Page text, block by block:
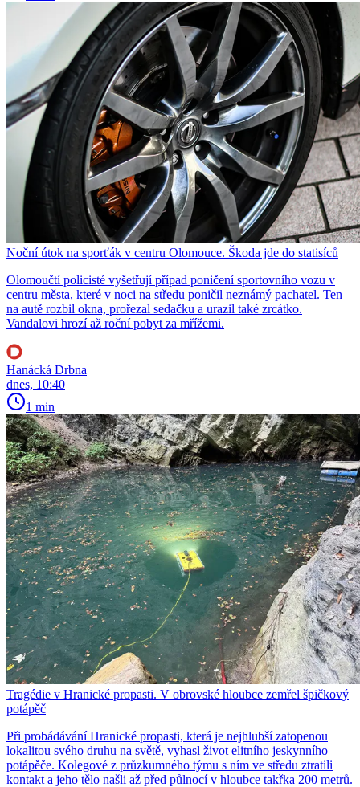
Noční útok na sporťák v centru Olomouce. Škoda jde do statisíců
Olomoučtí policisté vyšetřují případ poničení sportovního vozu v
centru města, které v noci na středu poničil neznámý pachatel. Ten
na autě rozbil okna, prořezal sedačku a urazil také zrcátko.
Vandalovi hrozí až roční pobyt za mřížemi.
Hanácká Drbna
dnes, 10:40
1 min
Tragédie v Hranické propasti. V obrovské hloubce zemřel špičkový
potápěč
Při probádávání Hranické propasti, která je nejhlubší zatopenou
lokalitou svého druhu na světě, vyhasl život elitního jeskynního
potápěče. Kolegové z průzkumného týmu s ním ve středu ztratili
kontakt a jeho tělo našli až před půlnocí v hloubce takřka 200 metrů.